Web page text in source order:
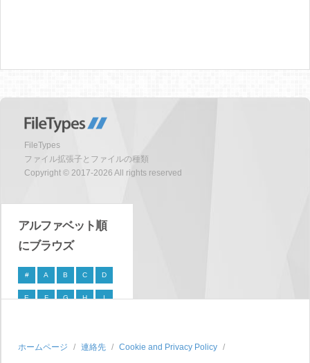
FileTypes
ファイル拡張子とファイルの種類
Copyright © 2017-2026 All rights reserved
アルファベット順
にブラウズ
# A B C D
E F G H I
P Q R S
ホームページ 連絡先
Cookie and Privacy Policy